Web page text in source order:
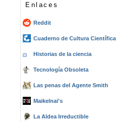
Enlaces
Reddit
Cuaderno de Cultura Científica
Historias de la ciencia
Tecnología Obsoleta
Las penas del Agente Smith
Maikelnai's
La Aldea Irreductible